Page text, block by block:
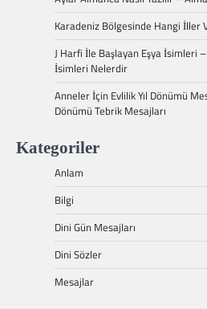
Karadeniz Bölgesinde Hangi İller
J Harfi İle Başlayan Eşya İsimleri
İsimleri Nelerdir
Anneler İçin Evlilik Yıl Dönümü
Dönümü Tebrik Mesajları
Kategoriler
Anlam
Bilgi
Dini Gün Mesajları
Dini Sözler
Mesajlar